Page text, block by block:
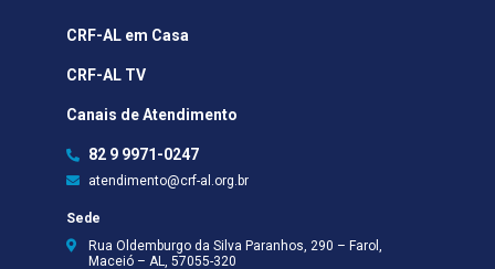
CRF-AL em Casa
CRF-AL TV
Canais de Atendimento
82 9 9971-0247
atendimento@crf-al.org.br
Sede
Rua Oldemburgo da Silva Paranhos, 290 – Farol,
Maceió – AL, 57055-320